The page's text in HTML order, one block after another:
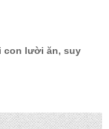
con lười ăn, suy